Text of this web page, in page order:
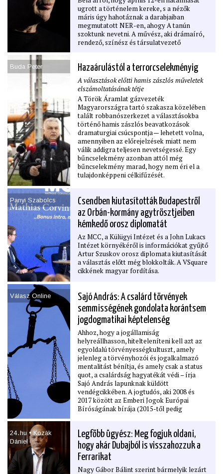
ugrott a történelem kereke, s a nézők
máris úgy hahotáznak a darabjaiban
megmutatott NER-en, ahogy A tanún
szoktunk nevetni. A művész, aki drámaíró,
rendező, színész és társulatvezető
ott változtatnia kell a NER bukása után, s a
Válasz Online-nak nagyon plasztikusan írja
le Vidnyánszky Attilával való kapcsolatát is.
De mi lesz most vele, hogy vége a Fidesz
rendszerének? Téma nélkül marad?
Nagyinterjú.
Buda Peter Hazaárulástól a terrorcselekményig
A választások előtti hamis zászlós műveletek
elszámoltatásának tétje
A Török Áramlat gázvezeték
Magyarországra tartó szakasza közelében
talált robbanószerkezet a választásokba
történő hamis zászlós beavatkozások
dramaturgiai csúcspontja — lehetett volna,
amennyiben az előrejelzések miatt nem
válik addigra teljesen nevetségessé. Egy
bűncselekmény azonban attól még
bűncselekmény marad, hogy nem éri el a
tulajdonképpeni célkifűzését.
Panyi Szabolcs
Csendben kiutasították Budapestről
az Orbán-kormány agytrösztjeiben
kémkedő orosz diplomatát
Az MCC, a Külügyi Intézet és a John Lukacs
Intézet környékéről is információkat gyűjtő
Artur Szuskov orosz diplomata kiutasítását
a választás előtt még blokkolták. A VSquare
cikkének magyar fordítása.
Válasz Online
Sajó András: A csalárd törvények
semmisségének gondolata korántsem
jogdogmatikai képtelenség
Ahhoz, hogy a jogállamiság
helyreállhasson, hitelteleníteni kell azt az
egyoldalú törvényességkultuszt, amely
jelenleg a törvényhozói és jogalkalmazó
mentalitást bénítja, és amely csak a status
quot, a csalárdság hagyatékát védi – írja
Sajó András lapunknak küldött
vendégcikkében. A jogtudós, aki 2008 és
2017 között az Emberi Jogok Európai
Bíróságának bírája (2015-től pedig
jogászok a bitorlók törvényi pozitivizmusát
követik. Magyarán: a jogállamiság védelme
és újbóli megteremtése igenis indokolhat
kreatív megoldásokat, a csalárdul szerzett
vagyonokba nem kell belenyugodnunk csak
24․hu • Kozák
Dániel
Legfőbb ügyész: Meg fogjuk oldani,
hogy akár Dubajból is visszahozzuk a
Ferrarikat
Nagy Gábor Bálint szerint bármelyik lezárt